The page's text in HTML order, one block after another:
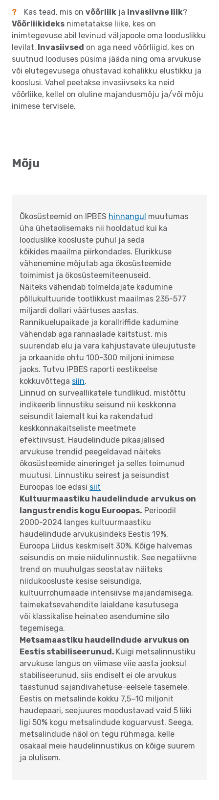
? Kas tead, mis on võõrliik ja invasiivne liik?
Võõrliikideks nimetatakse liike, kes on
inimtegevuse abil levinud väljapoole oma looduslikku
levilat. Invasiivsed on aga need võõrliigid, kes on
suutnud looduses püsima jääda ning oma arvukuse
või elutegevusega ohustavad kohalikku elustikku ja
kooslusi. Vahel peetakse invasiivseks ka neid
võõrliike, kellel on oluline majandusmõju ja/või mõju
inimese tervisele.
Mõju
Ökosüsteemid on IPBES hinnangul muutumas
üha ühetaolisemaks nii hooldatud kui ka
looduslike koosluste puhul ja seda
kõikides maailma piirkondades. Elurikkuse
vähenemine mõjutab aga ökosüsteemide
toimimist ja ökosüsteemiteenuseid.
Näiteks vähendab tolmeldajate kadumine
põllukultuuride tootlikkust maailmas 235-577
miljardi dollari väärtuses aastas.
Rannikuelupaikade ja korallriffide kadumine
vähendab aga rannaalade kaitstust, mis
suurendab elu ja vara kahjustavate üleujutuste
ja orkaanide ohtu 100-300 miljoni inimese
jaoks. Tutvu IPBES raporti eestikeelse
kokkuvõttega siin.
Linnud on surveallikatele tundlikud, mistõttu
indikeerib linnustiku seisund nii keskkonna
seisundit laiemalt kui ka rakendatud
keskkonnakaitseliste meetmete
efektiivsust. Haudelindude pikaajalised
arvukuse trendid peegeldavad näiteks
ökosüsteemide aineringet ja selles toimunud
muutusi. Linnustiku seirest ja seisundist
Euroopas loe edasi siit
Kultuurmaastiku haudelindude arvukus on
langustrendis kogu Euroopas. Perioodil
2000-2024 langes kultuurmaastiku
haudelindude arvukusindeks Eestis 19%,
Euroopa Liidus keskmiselt 30%. Kõige halvemas
seisundis on meie niidulinnustik. See negatiivne
trend on muuhulgas seostatav näiteks
niidukoosluste kesise seisundiga,
kultuurrohumaade intensiivse majandamisega,
taimekatsevahendite laialdane kasutusega
või klassikalise heinateo asendumine silo
tegemisega.
Metsamaastiku haudelindude arvukus on
Eestis stabiliseerunud. Kuigi metsalinnustiku
arvukuse langus on viimase viie aasta jooksul
stabiliseerunud, siis endiselt ei ole arvukus
taastunud sajandivahetuse-eelsele tasemele.
Eestis on metsalinde kokku 7,5−10 miljonit
haudepaari, seejuures moodustavad vaid 5 liiki
ligi 50% kogu metsalindude koguarvust. Seega,
metsalindude näol on tegu rühmaga, kelle
osakaal meie haudelinnustikus on kõige suurem
ja olulisem.